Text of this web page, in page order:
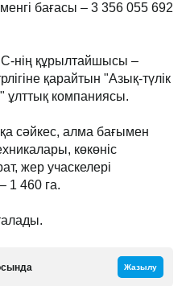
бағасы – 3 356 055 692
нің құрылтайшысы –
қарайтын "Азық-түлік
ұлттық компаниясы.
сәйкес, алма бағымен
көкөніс
жер учаскелері
1 460 га.
Жазылу